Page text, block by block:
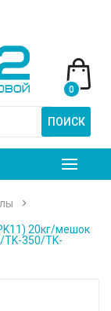
ПОИСК
0
20кг/мешок
350/TK-